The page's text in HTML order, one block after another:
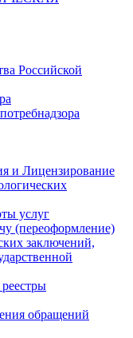
Российской
и Лицензирование
услуг
(переоформление)
заключений,
обращений